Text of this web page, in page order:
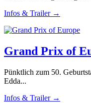
Infos & Trailer →
Grand Prix of
Pünktlich zum 50.
Edda...
Infos & Trailer →